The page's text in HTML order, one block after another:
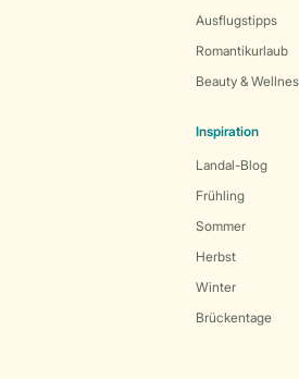
Ausflugstipps
Romantikurlaub
Beauty &
Inspiration
Landal-Blog
Frühling
Sommer
Herbst
Winter
Brückentage